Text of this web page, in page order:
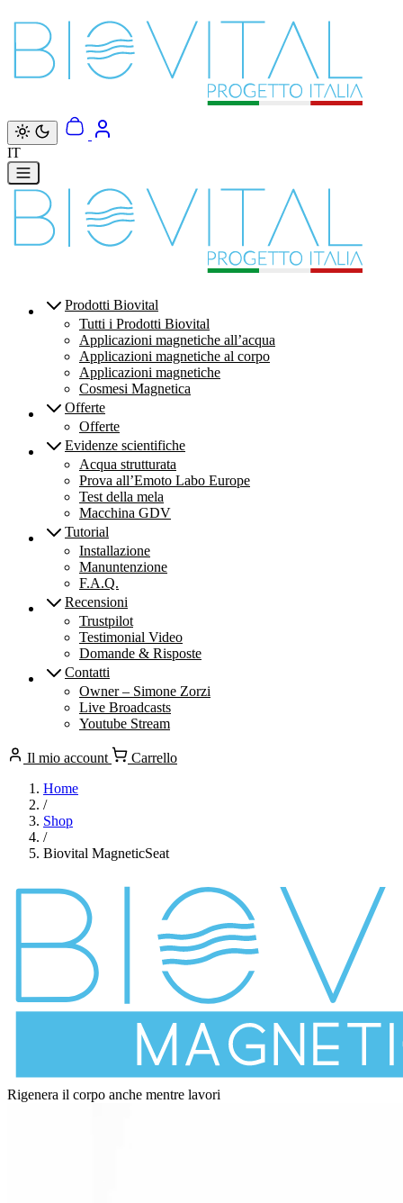
Vai direttamente ai contenuti
IT
Prodotti Biovital
Tutti i Prodotti Biovital
Applicazioni magnetiche all’acqua
Applicazioni magnetiche al corpo
Applicazioni magnetiche
Cosmesi Magnetica
Offerte
Offerte
Evidenze scientifiche
Acqua strutturata
Prova all’Emoto Labo Europe
Test della mela
Macchina GDV
Tutorial
Installazione
Manuntenzione
F.A.Q.
Recensioni
Trustpilot
Testimonial Video
Domande & Risposte
Contatti
Owner – Simone Zorzi
Live Broadcasts
Youtube Stream
Il mio account
Carrello
Home
/
Shop
/
Biovital MagneticSeat
Rigenera il corpo anche mentre lavori